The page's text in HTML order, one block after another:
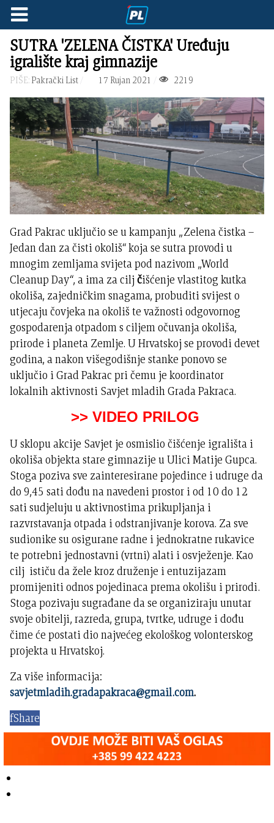
SUTRA 'ZELENA ČISTKA' Uređuju
igralište kraj gimnazije
PIŠE: Pakrački List 17 Rujan 2021 2219
Grad Pakrac uključio se u kampanju „Zelena čistka –
Jedan dan za čisti okoliš“ koja se sutra provodi u
mnogim zemljama svijeta pod nazivom „World
Cleanup Day“, a ima za cilj čišćenje vlastitog kutka
okoliša, zajedničkim snagama, probuditi svijest o
utjecaju čovjeka na okoliš te važnosti odgovornog
gospodarenja otpadom s ciljem očuvanja okoliša,
prirode i planeta Zemlje. U Hrvatskoj se provodi devet
godina, a nakon višegodišnje stanke ponovo se
uključio i Grad Pakrac pri čemu je koordinator
lokalnih aktivnosti Savjet mladih Grada Pakraca.
>> VIDEO PRILOG
U sklopu akcije Savjet je osmislio čišćenje igrališta i
okoliša objekta stare gimnazije u Ulici Matije Gupca.
Stoga poziva sve zainteresirane pojedince i udruge da
do 9,45 sati dođu na navedeni prostor i od 10 do 12
sati sudjeluju u aktivnostima prikupljanja i
razvrstavanja otpada i odstranjivanje korova. Za sve
sudionike su osigurane radne i jednokratne rukavice
te potrebni jednostavni (vrtni) alati i osvježenje. Kao
cilj ističu da žele kroz druženje i entuzijazam
promijeniti odnos pojedinaca prema okolišu i prirodi.
Stoga pozivaju sugrađane da se organiziraju unutar
svoje obitelji, razreda, grupa, tvrtke, udruge i dođu
čime će postati dio najvećeg ekološkog volonterskog
projekta u Hrvatskoj.
Za više informacija:
savjetmladih.gradapakraca@gmail.com.
fShare